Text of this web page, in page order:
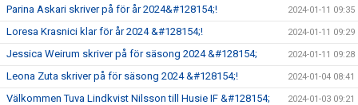
Parina Askari skriver på för år 2024&#128154;! 2024-01-11 09:35
Loresa Krasnici klar för år 2024 &#128154;! 2024-01-11 09:29
Jessica Weirum skriver på för säsong 2024 &#128154; 2024-01-11 09:28
Leona Zuta skriver på för säsong 2024 &#128154;! 2024-01-04 08:41
Välkommen Tuva Lindkvist Nilsson till Husie IF &#128154; 2024-01-03 09:21